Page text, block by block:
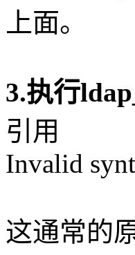
上面。
3.执行
引用
Invalid
这通常的